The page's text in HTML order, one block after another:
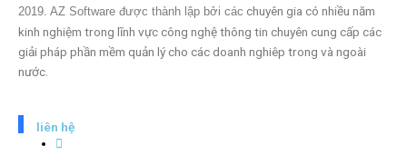
2019. AZ Software được thành lập bởi các chuyên gia có nhiều năm
kinh nghiệm trong lĩnh vực công nghệ thông tin chuyên cung cấp các
giải pháp phần mềm quản lý cho các doanh nghiêp trong và ngoài
nước.
liên hệ